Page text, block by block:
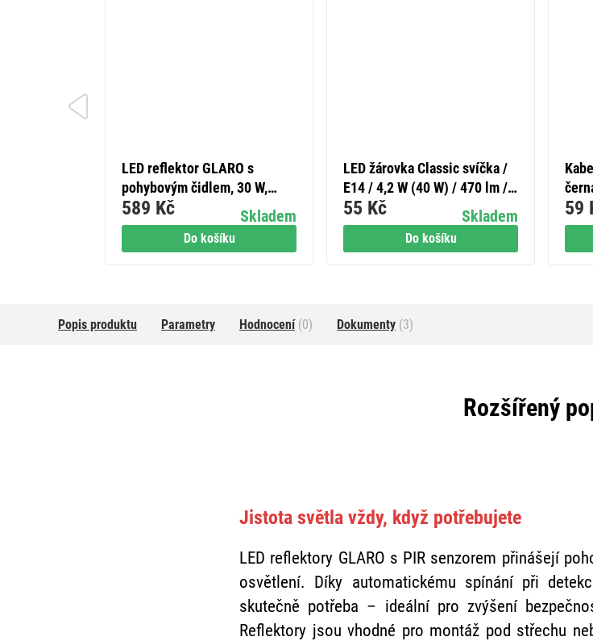
Do košíku
LED reflektor GLARO s
pohybovým čidlem, 30 W,
černý, IP54, 3000 lm,
neutrální bílá
Skladem
589 Kč
Do košíku
LED žárovka Classic svíčka /
E14 / 4,2 W (40 W) / 470 lm /
teplá bílá
Skladem
55 Kč 59
Popis produktu Parametry Hodnocení(0) Dokumenty (3)
Rozšířený
Jistota světla vždy, když potřebujete
LED reflektory GLARO s PIR senzorem přinášejí
osvětlení. Díky automatickému spínání při
skutečně potřeba – ideální pro zvýšení
Reflektory jsou vhodné pro montáž pod střechu